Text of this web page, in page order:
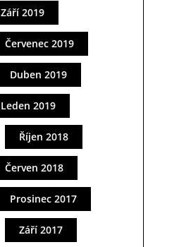
Září 2019
Červenec 2019
Duben 2019
Leden 2019
Říjen 2018
Červen 2018
Prosinec 2017
Září 2017